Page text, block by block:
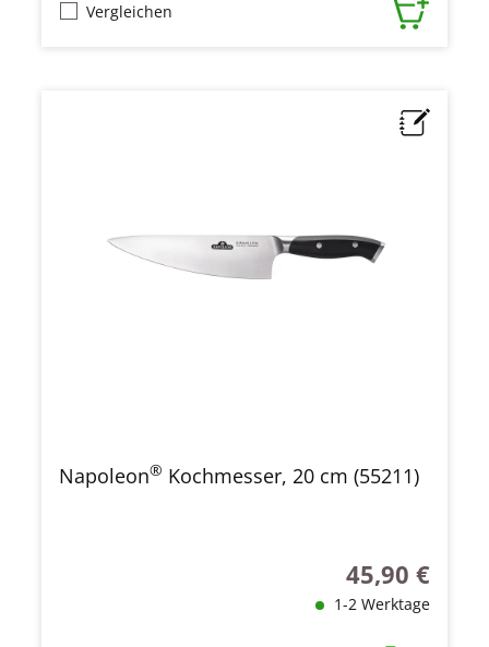
Vergleichen
Napoleon® Kochmesser, 20 cm (55211)
Regulärer Preis:
45,90 €
1-2 Werktage